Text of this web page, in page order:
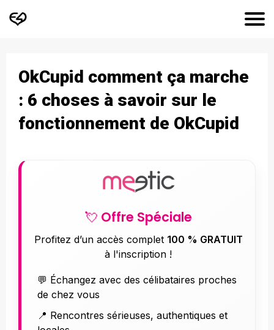
OkCupid comment ça marche
: 6 choses à savoir sur le
fonctionnement de OkCupid
💘 Offre Spéciale
Profitez d’un accès complet 100 % GRATUIT
à l'inscription !
💬 Échangez avec des célibataires proches
de chez vous
📍 Rencontres sérieuses, authentiques et